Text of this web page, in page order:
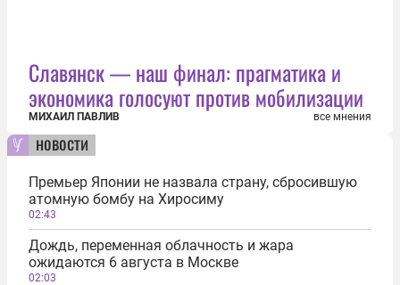
Славянск — наш финал: прагматика и
экономика голосуют против мобилизации
МИХАИЛ ПАВЛИВ все мнения
новости
Премьер Японии не назвала страну, сбросившую
атомную бомбу на Хиросиму
02:43
Дождь, переменная облачность и жара
ожидаются 6 августа в Москве
02:03